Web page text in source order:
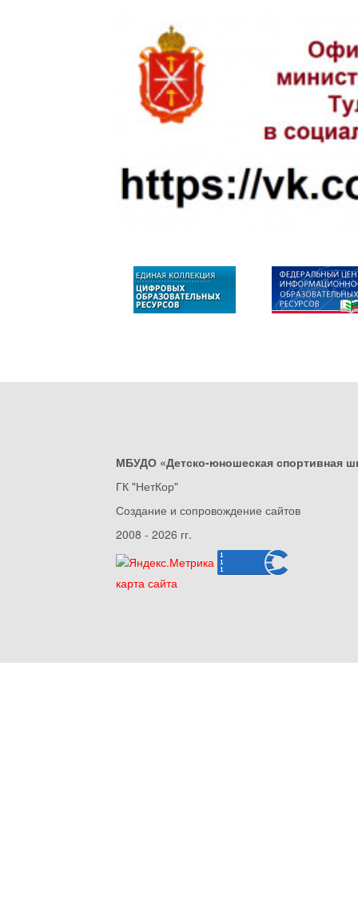
МБУДО «Детско-юношеская спортивная
ГК "НетКор"
Создание и сопровождение сайтов
2008 - 2026 гг.
карта сайта